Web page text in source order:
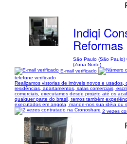
Indiqi
Reformas
São Paulo (São Paulo)
(Zona Norte)
E-mail verificado
telefone verificado
Realizamos vistorias de imóveis novos e usados,
residências, apartamentos, salas comerciais,
comerciais, executamos desde projeto até os
qualquer parte do brasil, temos também
executados em angola, mande-nos sua idéia ou
2 vezes